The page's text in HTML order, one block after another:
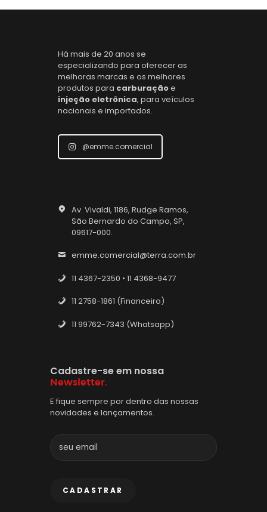
Há mais de 20 anos se
especializando para oferecer as
melhoras marcas e os melhores
produtos para carburaçãoe
injeção eletrônica, para veículos
nacionais e importados.
@emme.comercial
Av. Vivaldi, 1186, Rudge Ramos,
São Bernardo do Campo, SP,
09617-000.
emme.comercial@terra.com.br
11 4367-2350 • 11 4368-9477
11 2758-1861 (Financeiro)
11 99762-7343 (Whatsapp)
Cadastre-se em nossa
Newsletter.
E fique sempre por dentro das nossas
novidades e lançamentos.